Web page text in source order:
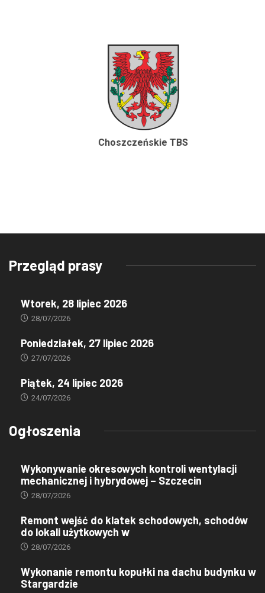
Choszczeńskie TBS
Przegląd prasy
Wtorek, 28 lipiec 2026
28/07/2026
Poniedziałek, 27 lipiec 2026
27/07/2026
Piątek, 24 lipiec 2026
24/07/2026
Ogłoszenia
Wykonywanie okresowych kontroli wentylacji
mechanicznej i hybrydowej – Szczecin
28/07/2026
Remont wejść do klatek schodowych, schodów
do lokali użytkowych w
28/07/2026
Wykonanie remontu kopułki na dachu budynku w
Stargardzie